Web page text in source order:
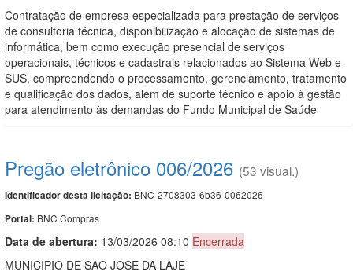
Contratação de empresa especializada para prestação de serviços
de consultoria técnica, disponibilização e alocação de sistemas de
informática, bem como execução presencial de serviços
operacionais, técnicos e cadastrais relacionados ao Sistema Web e-
SUS, compreendendo o processamento, gerenciamento, tratamento
e qualificação dos dados, além de suporte técnico e apoio à gestão
para atendimento às demandas do Fundo Municipal de Saúde
Pregão eletrônico 006/2026 (53 visual.)
Identificador desta licitação: BNC-2708303-6b36-0062026
Portal: BNC Compras
Data de abertura: 13/03/2026 08:10 Encerrada
MUNICIPIO DE SAO JOSE DA LAJE